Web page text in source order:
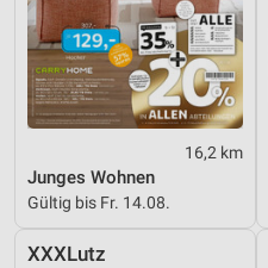
16,2 km
Junges Wohnen
Gültig bis Fr. 14.08.
XXXLutz